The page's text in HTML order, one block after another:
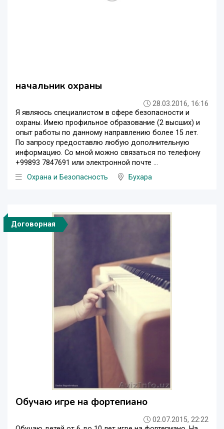
начальник охраны
28.03.2016, 16:16
Я являюсь специалистом в сфере безопасности и
охраны. Имею профильное образование (2 высших) и
опыт работы по данному направлению более 15 лет.
По запросу предоставлю любую дополнительную
информацию. Со мной можно связаться по телефону
+99893 7847691 или электронной почте ...
Охрана и Безопасность
Бухара
Договорная
Обучаю игре на фортепиано
02.07.2015, 22:22